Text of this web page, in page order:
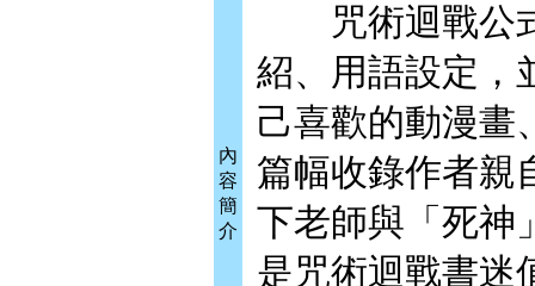
內
容
簡
介
咒術迴戰公式
紹、用語設定，
己喜歡的動漫畫
篇幅收錄作者親
下老師與「死神
是咒術迴戰書迷